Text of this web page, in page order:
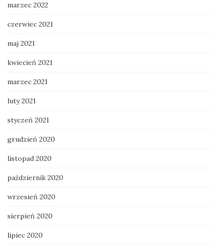
marzec 2022
czerwiec 2021
maj 2021
kwiecień 2021
marzec 2021
luty 2021
styczeń 2021
grudzień 2020
listopad 2020
październik 2020
wrzesień 2020
sierpień 2020
lipiec 2020